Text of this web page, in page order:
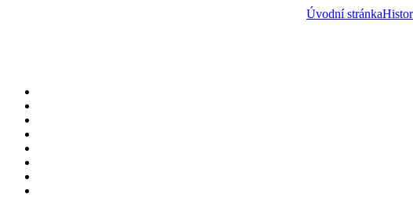
Úvodní stránka